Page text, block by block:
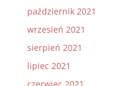
październik 2021
wrzesień 2021
sierpień 2021
lipiec 2021